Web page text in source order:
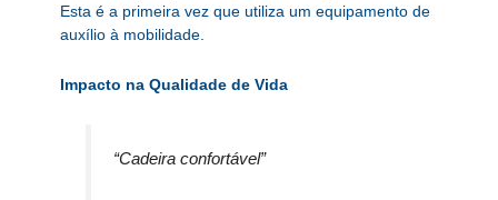
Esta é a primeira vez que utiliza um equipamento de
auxílio à mobilidade.
Impacto na Qualidade de Vida
“Cadeira confortável”